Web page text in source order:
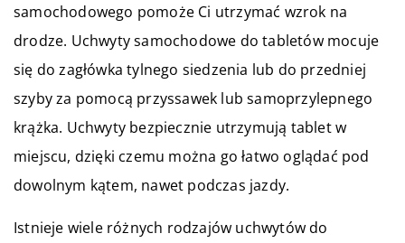
samochodowego pomoże Ci utrzymać wzrok na
drodze. Uchwyty samochodowe do tabletów mocuje
się do zagłówka tylnego siedzenia lub do przedniej
szyby za pomocą przyssawek lub samoprzylepnego
krążka. Uchwyty bezpiecznie utrzymują tablet w
miejscu, dzięki czemu można go łatwo oglądać pod
dowolnym kątem, nawet podczas jazdy.
Istnieje wiele różnych rodzajów uchwytów do